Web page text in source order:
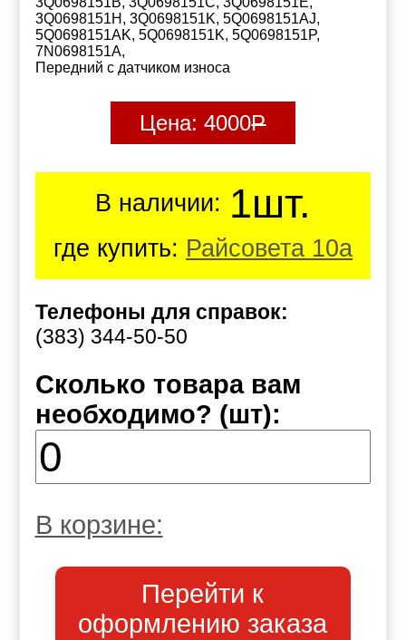
3Q0698151H, 3Q0698151K, 5Q0698151AJ,
5Q0698151AK, 5Q0698151K, 5Q0698151P,
7N0698151A,
Передний с датчиком износа
Цена:4000Р
В наличии: 1шт.
где купить: Райсовета 10а
Телефоны для справок:
(383) 344-50-50
Сколько товара вам
необходимо? (шт):
В корзине:
Перейти к
оформлению заказа